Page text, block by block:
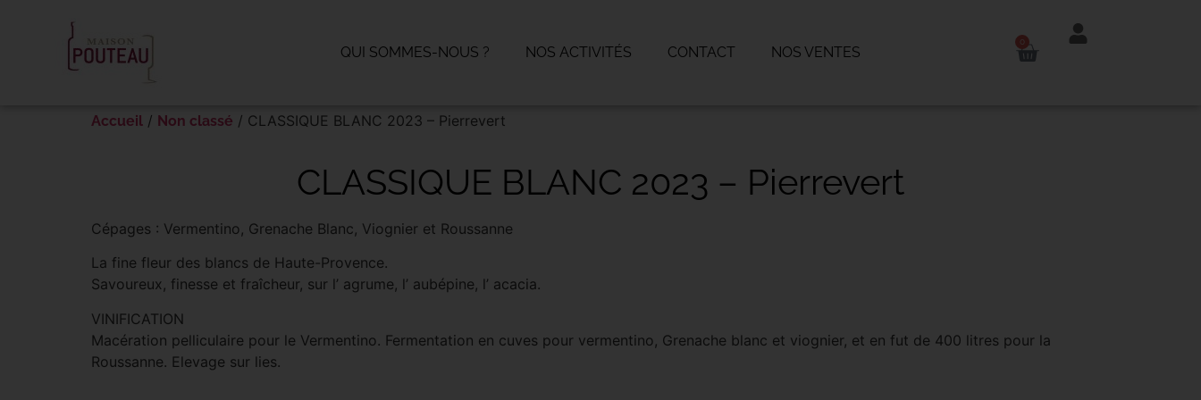
QUI SOMMES-NOUS ? NOS ACTIVITÉS CONTACT NOS VENTES
Accueil / Non classé / CLASSIQUE BLANC 2023 – Pierrevert
CLASSIQUE BLANC 2023 – Pierrevert
Cépages : Vermentino, Grenache Blanc, Viognier et Roussanne
La fine fleur des blancs de Haute-Provence.
Savoureux, finesse et fraîcheur, sur l’ agrume, l’ aubépine, l’ acacia.
VINIFICATION
Macération pelliculaire pour le Vermentino. Fermentation en cuves pour vermentino, Grenache blanc et viognier, et en fut de 400 litres pour la
Roussanne. Elevage sur lies.